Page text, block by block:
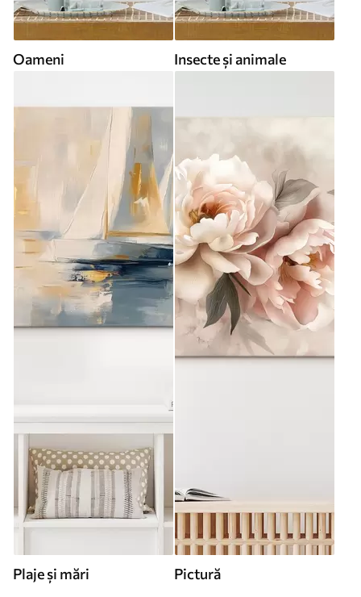
Oameni Insecte și animale
Plaje și mări Pictură